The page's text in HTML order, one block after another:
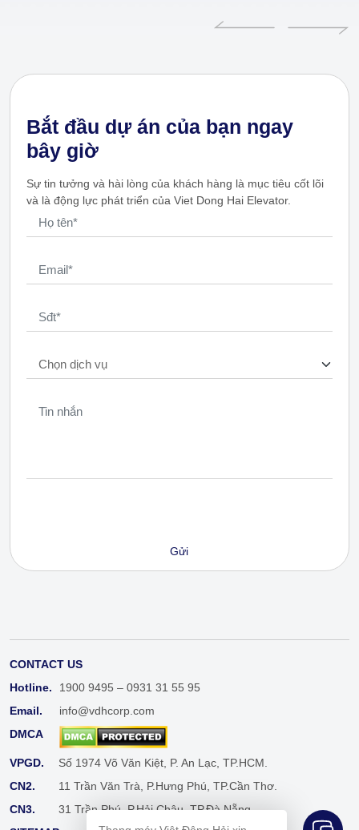
Bắt đầu dự án của bạn ngay
bây giờ
Sự tin tưởng và hài lòng của khách hàng là mục tiêu cốt lõi
và là động lực phát triển của Viet Dong Hai Elevator.
CONTACT US
Hotline.
1900 9495 – 0931 31 55 95
Email.
info@vdhcorp.com
DMCA
VPGD.
Số 1974 Võ Văn Kiệt, P. An Lạc, TP.HCM.
CN2.
11 Trần Văn Trà, P.Hưng Phú, TP.Cần Thơ.
CN3.
31 Trần Phú, P.Hải Châu, TP.Đà Nẵng.